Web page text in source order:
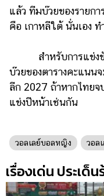
ออนไลน์
ติดต่อ
ปัญหา
ร่วม
งาน
เรา
แล้ว ทีมบ๊วยของรายก
คือ เกาหลีใต้ นั่นเอง
สำหรับการแข่งขัน
บ๊วยของตารางคะแน
ลีก 2027 ถ้าหากไทย
แข่งปีหน้าเช่นกัน
วอลเลย์บอลหญิง วอล
เรื่องเด่น ประเด็